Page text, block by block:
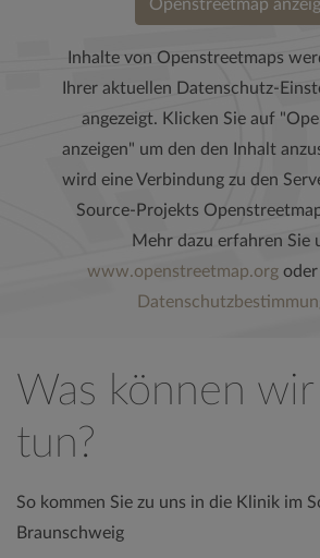
Openstreetmap
Inhalte von Openstreetmaps
Ihrer aktuellen Datenschutz-
angezeigt. Klicken Sie auf
anzeigen" um den den Inhalt
wird eine Verbindung zu den
Source-Projekts
Mehr dazu erfahren Sie
www.openstreetmap.orgoder
Array ( [company_accountno] =>
Braunschweig [company_court] =>
123 25 929 [company_fax_itemprop] =>
[company_hrb] => [company_iban] =>
Was können
tun?
So kommen Sie zu uns in die Klinik im
Braunschweig